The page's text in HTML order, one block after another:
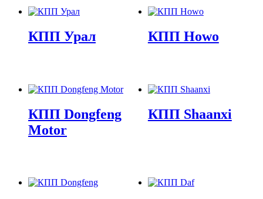
КПП Урал КПП Howo
КПП Dongfeng
Motor
КПП Shaanxi